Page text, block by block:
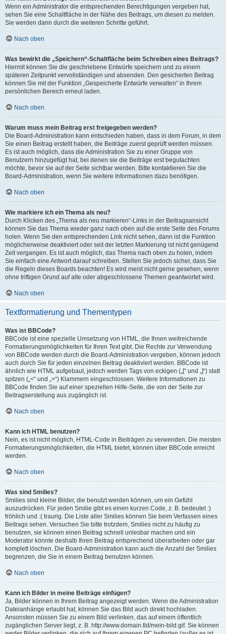
Wenn ein Administrator die entsprechenden Berechtigungen vergeben hat,
sehen Sie eine Schaltfläche in der Nähe des Beitrags, um diesen zu melden.
Sie werden dann durch die weiteren Schritte geführt.
Nach oben
Was bewirkt die „Speichern“-Schaltfläche beim Schreiben eines Beitrags?
Hiermit können Sie die geschriebene Entwürfe speichern und zu einem
späteren Zeitpunkt vervollständigen und absenden. Den gesicherten Beitrag
können Sie mit der Funktion „Gespeicherte Entwürfe verwalten“ in Ihrem
persönlichen Bereich erneut laden.
Nach oben
Warum muss mein Beitrag erst freigegeben werden?
Die Board-Administration kann entschieden haben, dass in dem Forum, in dem
Sie einen Beitrag erstellt haben, die Beiträge zuerst geprüft werden müssen.
Es ist auch möglich, dass die Administration Sie zu einer Gruppe von
Benutzern hinzugefügt hat, bei denen sie die Beiträge erst begutachten
möchte, bevor sie auf der Seite sichtbar werden. Bitte kontaktieren Sie die
Board-Administration, wenn Sie weitere Informationen dazu benötigen.
Nach oben
Wie markiere ich ein Thema als neu?
Durch Klicken des „Thema als neu markieren“-Links in der Beitragsansicht
können Sie das Thema wieder ganz nach oben auf die erste Seite des Forums
holen. Wenn Sie den entsprechenden Link nicht sehen, dann ist die Funktion
möglicherweise deaktiviert oder seit der letzten Markierung ist nicht genügend
Zeit vergangen. Es ist auch möglich, das Thema nach oben zu holen, indem
Sie einfach eine Antwort darauf schreiben. Stellen Sie jedoch sicher, dass Sie
die Regeln dieses Boards beachten! Es wird meist nicht gerne gesehen, wenn
ohne triftigen Grund auf alte oder abgeschlossene Themen geantwortet wird.
Nach oben
Textformatierung und Thementypen
Was ist BBCode?
BBCode ist eine spezielle Umsetzung von HTML, die Ihnen weitreichende
Formatierungsmöglichkeiten für Ihren Text gibt. Die Rechte zur Verwendung
von BBCode werden durch die Board-Administration vergeben, können jedoch
auch durch Sie für jeden einzelnen Beitrag deaktiviert werden. BBCode ist
ähnlich wie HTML aufgebaut, jedoch werden Tags von eckigen („[“ und „]“) statt
spitzen („<“ und „>“) Klammern eingeschlossen. Weitere Informationen zu
BBCode finden Sie auf einer speziellen Hilfe-Seite, die von der Seite zur
Beitragserstellung aus zugänglich ist.
Nach oben
Kann ich HTML benutzen?
Nein, es ist nicht möglich, HTML-Code in Beiträgen zu verwenden. Die meisten
Formatierungsmöglichkeiten, die HTML bietet, können über BBCode erreicht
werden.
Nach oben
Was sind Smilies?
Smilies sind kleine Bilder, die benutzt werden können, um ein Gefühl
auszudrücken. Für jeden Smilie gibt es einen kurzen Code, z. B. bedeutet :)
fröhlich und :( traurig. Die Liste aller Smilies können Sie beim Verfassen eines
Beitrags sehen. Versuchen Sie bitte trotzdem, Smilies nicht zu häufig zu
benutzen, sie können einen Beitrag schnell unlesbar machen und ein
Moderator könnte deshalb Ihren Beitrag entsprechend überarbeiten oder gar
komplett löschen. Die Board-Administration kann auch die Anzahl der Smilies
begrenzen, die Sie in einem Beitrag benutzen können.
Nach oben
Kann ich Bilder in meine Beiträge einfügen?
Ja, Bilder können in Ihrem Beitrag angezeigt werden. Wenn die Administration
Dateianhänge erlaubt hat, können Sie das Bild auch direkt hochladen.
Ansonsten müssen Sie zu einem Bild verlinken, das auf einem öffentlich
zugänglichen Server liegt, z. B. http://www.domain.tld/mein-bild.gif. Sie können